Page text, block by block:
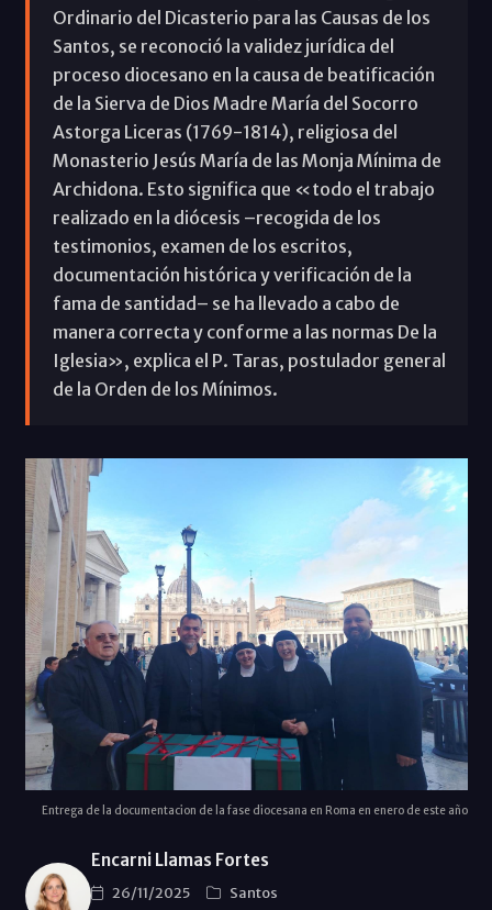
Ordinario del Dicasterio para las Causas de los
Santos, se reconoció la validez jurídica del
proceso diocesano en la causa de beatificación
de la Sierva de Dios Madre María del Socorro
Astorga Liceras (1769-1814), religiosa del
Monasterio Jesús María de las Monja Mínima de
Archidona. Esto significa que «todo el trabajo
realizado en la diócesis –recogida de los
testimonios, examen de los escritos,
documentación histórica y verificación de la
fama de santidad– se ha llevado a cabo de
manera correcta y conforme a las normas De la
Iglesia», explica el P. Taras, postulador general
de la Orden de los Mínimos.
Entrega de la documentacion de la fase diocesana en Roma en enero de este año
Encarni Llamas Fortes
26/11/2025
Santos